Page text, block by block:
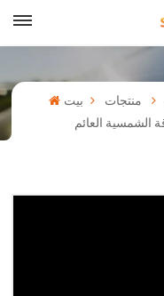
English بيت منتجات